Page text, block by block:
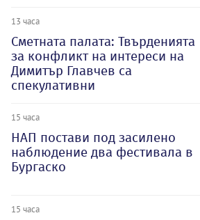
13 часа
Сметната палата: Твърденията
за конфликт на интереси на
Димитър Главчев са
спекулативни
15 часа
НАП постави под засилено
наблюдение два фестивала в
Бургаско
15 часа